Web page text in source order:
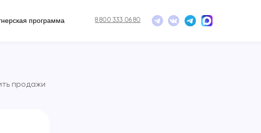
8 800 333 06 80
программа
продажи